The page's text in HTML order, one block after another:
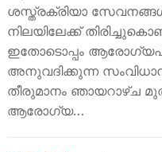
ശസ്ത്രക്രിയാ
നിലയിലേക്ക്
ഇതോടൊപ്പം
അനുവദിക്കുന്ന
തീരുമാനം ഞായറാഴ്ച
ആരോഗ്യ…